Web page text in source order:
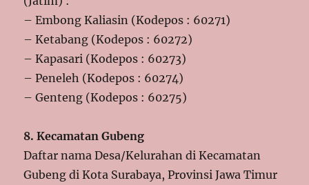
– Embong Kaliasin (Kodepos : 60271)
– Ketabang (Kodepos : 60272)
– Kapasari (Kodepos : 60273)
– Peneleh (Kodepos : 60274)
– Genteng (Kodepos : 60275)
8. Kecamatan Gubeng
Daftar nama Desa/Kelurahan di Kecamatan
Gubeng di Kota Surabaya, Provinsi Jawa Timur